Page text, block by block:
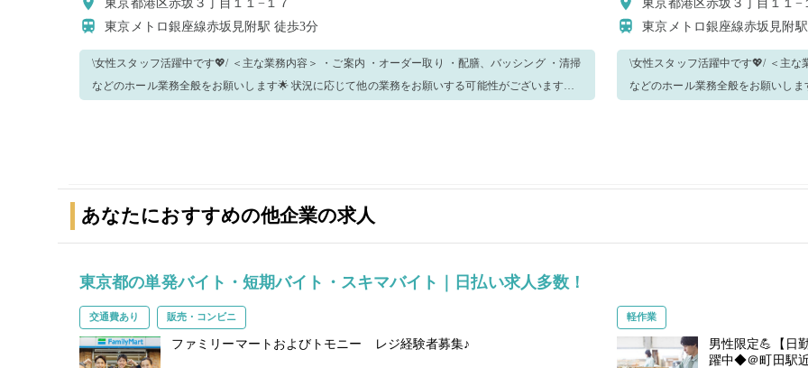
東京都港区赤坂３丁目１１−１７
東京メトロ銀座線赤坂見附駅 徒歩3分
\女性スタッフ活躍中です💖/ ＜主な業務内容＞ ・ご案内 ・オーダー取り ・配膳、バッシング ・清掃
などのホール業務全般をお願いします🌟 状況に応じて他の業務をお願いする可能性がございます。
東京都港区赤坂３丁目１１−
東京メトロ銀座線赤坂見附駅
\女性スタッフ活躍中です💖/ ＜主な業務内容＞ ・ご案内 ・オーダー取り ・配膳、バッシング ・清掃
などのホール業務全般をお願いします🌟 状況に応じて他の業務をお願いする可能性がご
あなたにおすすめの他企業の求人
東京都の単発バイト・短期バイト・スキマバイト｜日払い求人多数！
交通費あり 販売・コンビニ
ファミリーマートおよびトモニー レジ経験者募集♪
軽作業
男性限定💪【日
躍中◆＠町田駅